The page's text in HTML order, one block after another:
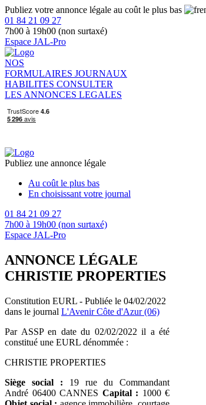
Publiez votre annonce légale au coût le plus bas
01 84 21 09 27
7h00 à 19h00 (non surtaxé)
Espace JAL-Pro
NOS
FORMULAIRES JOURNAUX
HABILITES CONSULTER
LES ANNONCES LEGALES
Publiez une annonce légale
Au coût le plus bas
En choisissant votre journal
01 84 21 09 27
7h00 à 19h00 (non surtaxé)
Espace JAL-Pro
ANNONCE LÉGALE
CHRISTIE PROPERTIES
Constitution EURL - Publiée le 04/02/2022
dans le journal L'Avenir Côte d'Azur (06)
Par ASSP en date du 02/02/2022 il a été
constitué une EURL dénommée :
CHRISTIE PROPERTIES
Siège social : 19 rue du Commandant
André 06400 CANNES Capital : 1000 €